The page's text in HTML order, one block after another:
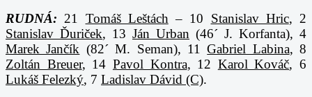
RUDNÁ: 21 Tomáš Leštách – 10 Stanislav Hric, 2
Stanislav Ďuriček, 13 Ján Urban (46´ J. Korfanta), 4
Marek Jančík (82´ M. Seman), 11Gabriel Labina, 8
Zoltán Breuer, 14 Pavol Kontra, 12 Karol Kováč, 6
Lukáš Felezký, 7 Ladislav Dávid (C).